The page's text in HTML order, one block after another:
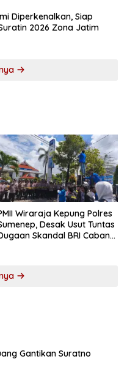
Diperkenalkan, Siap
2026 Zona Jatim
Wiraraja Kepung Polres
Desak Usut Tuntas
Skandal BRI Cabang
Gantikan Suratno